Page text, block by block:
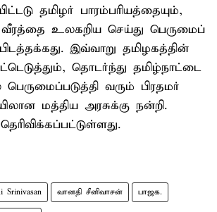
தமிழர் பாரம்பரியத்தையும்,
உலகறிய செய்து பெருமைப்
இவ்வாறு தமிழகத்தின்
தொடர்ந்து தமிழ்நாட்டை
வரும் பிரதமர்
மத்திய அரசுக்கு நன்றி.
Srinivasan வானதி சீனிவாசன் பாஜக.